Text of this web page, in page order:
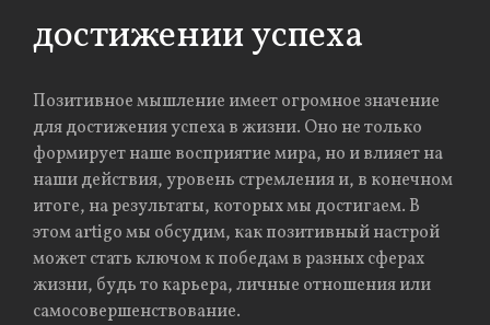
достижении успеха
Позитивное мышление имеет огромное значение
для достижения успеха в жизни. Оно не только
формирует наше восприятие мира, но и влияет на
наши действия, уровень стремления и, в конечном
итоге, на результаты, которых мы достигаем. В
этом artigo мы обсудим, как позитивный настрой
может стать ключом к победам в разных сферах
жизни, будь то карьера, личные отношения или
самосовершенствование.